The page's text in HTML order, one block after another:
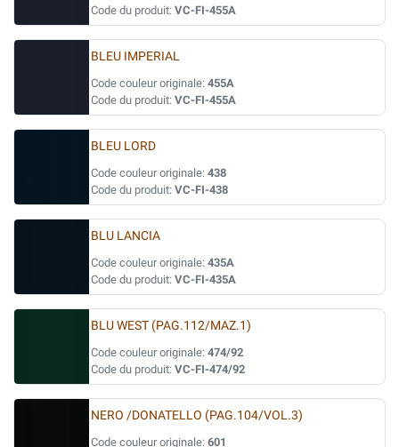
Code du produit: VC-FI-455A
BLEU IMPERIAL
Code couleur originale: 455A
Code du produit: VC-FI-455A
BLEU LORD
Code couleur originale: 438
Code du produit: VC-FI-438
BLU LANCIA
Code couleur originale: 435A
Code du produit: VC-FI-435A
BLU WEST (PAG.112/MAZ.1)
Code couleur originale: 474/92
Code du produit: VC-FI-474/92
NERO /DONATELLO (PAG.104/VOL.3)
Code couleur originale: 601